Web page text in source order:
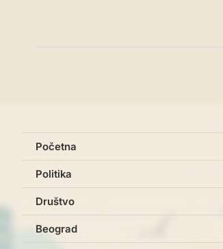
Početna
Politika
Društvo
Beograd